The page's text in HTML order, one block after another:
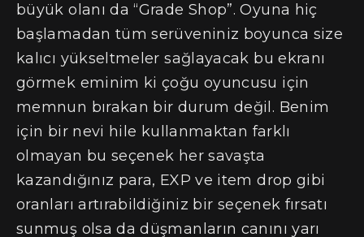
büyük olanı da “Grade Shop”. Oyuna hiç
başlamadan tüm serüveniniz boyunca size
kalıcı yükseltmeler sağlayacak bu ekranı
görmek eminim ki çoğu oyuncusu için
memnun bırakan bir durum değil. Benim
için bir nevi hile kullanmaktan farklı
olmayan bu seçenek her savaşta
kazandığınız para, EXP ve item drop gibi
oranları artırabildiğiniz bir seçenek fırsatı
sunmuş olsa da düşmanların canını yarı